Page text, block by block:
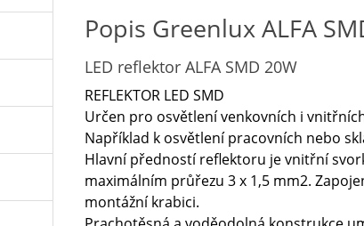
Popis Greenlux ALFA
LED reflektor ALFA SMD 20W
REFLEKTOR LED SMD
Určen pro osvětlení venkovních i
Například k osvětlení pracovních nebo
Hlavní předností reflektoru je vnitřní
maximálním průřezu 3 x 1,5 mm2.
montážní krabici.